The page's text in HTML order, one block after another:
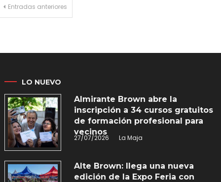
Entradas anteriores
LO NUEVO
Almirante Brown abre la
inscripción a 34 cursos gratuitos
de formación profesional para
vecinos
27/07/2026 La Maja
Alte Brown: llega una nueva
edición de la Expo Feria con